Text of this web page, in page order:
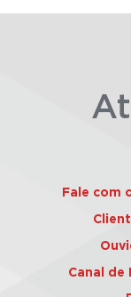
Fale com
Canal de